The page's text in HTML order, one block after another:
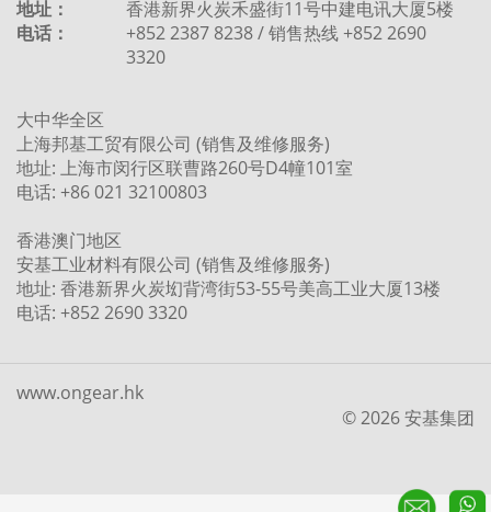
地址：
香港新界火炭禾盛街11号中建电讯大厦5楼
电话：
+852 2387 8238 / 销售热线 +852 2690
3320
大中华全区
上海邦基工贸有限公司 (销售及维修服务)
地址: 上海市闵行区联曹路260号D4幢101室
电话: +86 021 32100803
香港澳门地区
安基工业材料有限公司 (销售及维修服务)
地址: 香港新界火炭㘭背湾街53-55号美高工业大厦13楼
电话: +852 2690 3320
www.ongear.hk
© 2026 安基集团